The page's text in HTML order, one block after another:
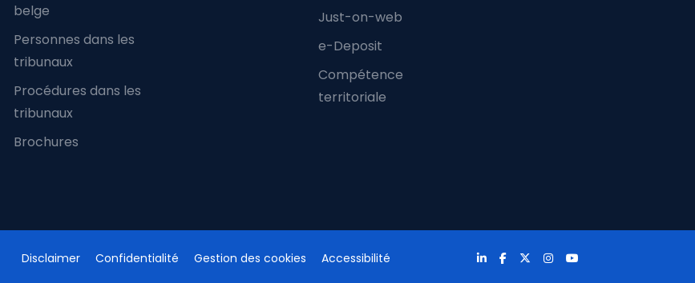
belge
Personnes dans les
tribunaux
Procédures dans les
tribunaux
Brochures
Just-on-web
e-Deposit
Compétence
territoriale
Disclaimer Confidentialité Gestion des cookies Accessibilité